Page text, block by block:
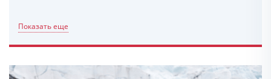
Показать еще